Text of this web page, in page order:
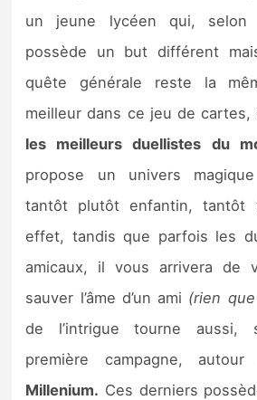
un jeune lycéen qui, selon
possède un but différent
quête générale reste la
meilleur dans ce jeu de cartes,
les meilleurs duellistes du
propose un univers
tantôt plutôt enfantin, tantôt
effet, tandis que parfois les
amicaux, il vous arrivera de
sauver l’âme d’un ami (rien
de l’intrigue tourne aussi,
première campagne,
Millenium. Ces derniers